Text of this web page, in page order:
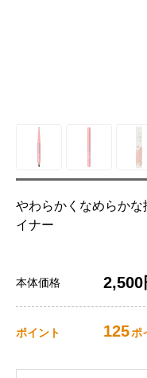
やわらかくなめらか
イナー
本体価格 2,500
ポイント 125ポ